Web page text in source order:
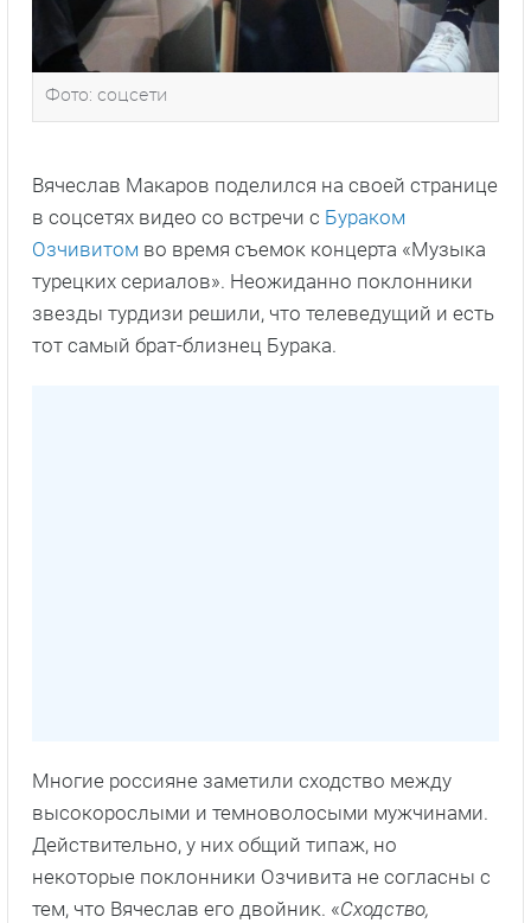
Фото: соцсети
Вячеслав Макаров поделился на своей странице
в соцсетях видео со встречи с Бураком
Озчивитом во время съемок концерта «Музыка
турецких сериалов». Неожиданно поклонники
звезды турдизи решили, что телеведущий и есть
тот самый брат-близнец Бурака.
Многие россияне заметили сходство между
высокорослыми и темноволосыми мужчинами.
Действительно, у них общий типаж, но
некоторые поклонники Озчивита не согласны с
тем, что Вячеслав его двойник. «Сходство,